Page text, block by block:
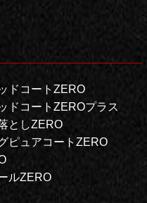
ドコートZERO
ドコートZEROプラス
としZERO
ピュアコートZERO
ルZERO